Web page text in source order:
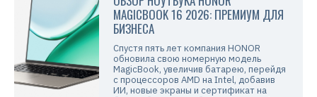
MAGICBOOK 16 2026: ПРЕМИУМ ДЛЯ
БИЗНЕСА
Спустя пять лет компания HONOR
обновила свою номерную модель
MagicBook, увеличив батарею, перейдя
с процессоров AMD на Intel, добавив
ИИ, новые экраны и сертификат на